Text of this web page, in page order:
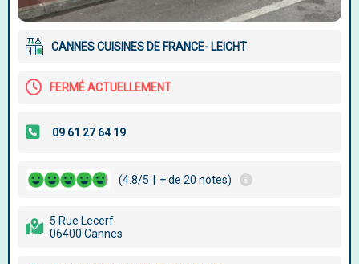
CANNES CUISINES DE FRANCE- LEICHT
FERMÉ ACTUELLEMENT
(4.8/5 + de 20 notes)
5 Rue Lecerf
06400 Cannes